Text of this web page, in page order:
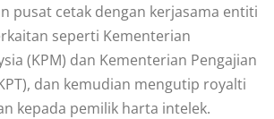
pusat cetak dengan kerjasama entiti
seperti Kementerian
(KPM) dan Kementerian Pengajian
dan kemudian mengutip royalti
kepada pemilik harta intelek.